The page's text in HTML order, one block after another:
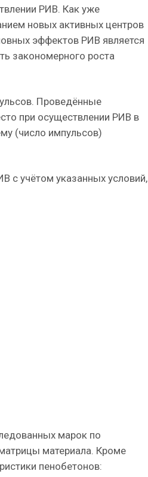
РИВ. Как уже
новых активных центров
эффектов РИВ является
закономерного роста
Проведённые
при осуществлении РИВ в
(число импульсов)
с учётом указанных условий,
марок по
материала. Кроме
пенобетонов: